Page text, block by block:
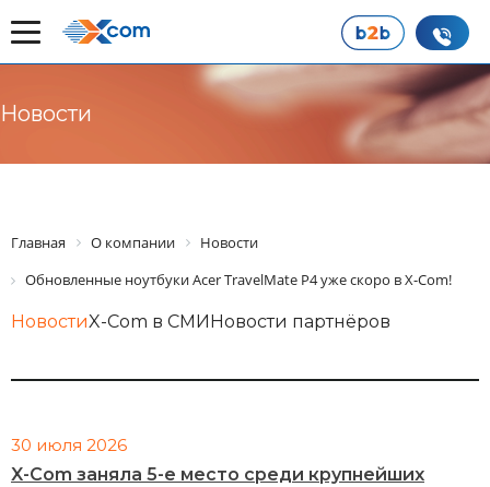
Новости
Главная О компании
Новости
Обновленные ноутбуки Acer TravelMate P4 уже скоро в X-Com!
НовостиX-Com в СМИНовости партнёров
30 июля 2026
X-Com заняла 5-е место среди крупнейших